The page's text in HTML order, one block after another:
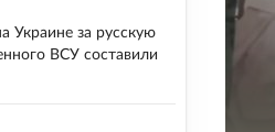
Украине за русскую
ВСУ составили